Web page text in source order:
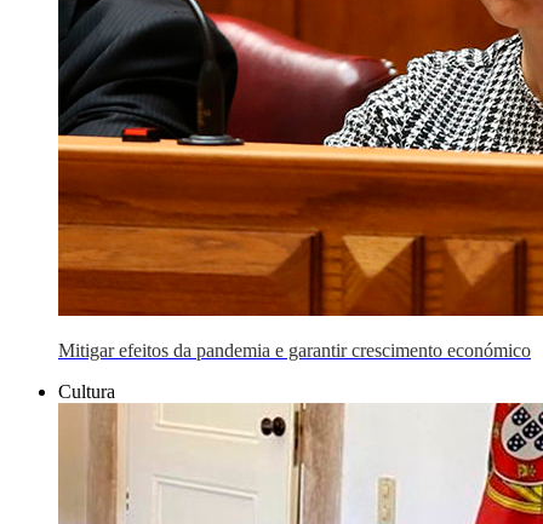
Mitigar efeitos da pandemia e garantir crescimento económico
Cultura